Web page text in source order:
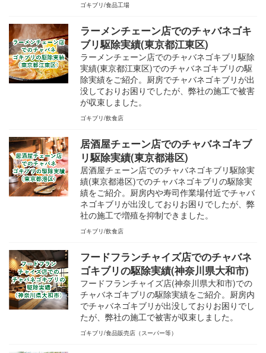
ゴキブリ 食品工場
ラーメンチェーン店でのチャバネゴキ
ブリ駆除実績(東京都江東区)
ラーメンチェーン店でのチャバネゴキブリ駆除
実績(東京都江東区)でのチャバネゴキブリの駆
除実績をご紹介。厨房でチャバネゴキブリが出
没しておりお困りでしたが、弊社の施工で被害
が収束しました。
ゴキブリ 飲食店
居酒屋チェーン店でのチャバネゴキブ
リ駆除実績(東京都港区)
居酒屋チェーン店でのチャバネゴキブリ駆除実
績(東京都港区)でのチャバネゴキブリの駆除実
績をご紹介。厨房内や寿司作業場付近でチャバ
ネゴキブリが出没しておりお困りでしたが、弊
社の施工で増殖を抑制できました。
ゴキブリ 飲食店
フードフランチャイズ店でのチャバネ
ゴキブリの駆除実績(神奈川県大和市)
フードフランチャイズ店(神奈川県大和市)での
チャバネゴキブリの駆除実績をご紹介。厨房内
でチャバネゴキブリが出没しておりお困りでし
たが、弊社の施工で被害が収束しました。
ゴキブリ 食品販売店（スーパー等）